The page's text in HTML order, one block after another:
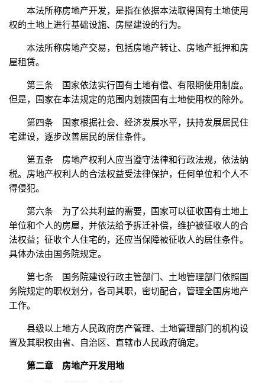
本法所称房地产开发，是指在依据本法取得国有土地使用
权的土地上进行基础设施、房屋建设的行为。
本法所称房地产交易，包括房地产转让、房地产抵押和房
屋租赁。
第三条 国家依法实行国有土地有偿、有限期使用制度。
但是，国家在本法规定的范围内划拨国有土地使用权的除外。
第四条 国家根据社会、经济发展水平，扶持发展居民住
宅建设，逐步改善居民的居住条件。
第五条 房地产权利人应当遵守法律和行政法规，依法纳
税。房地产权利人的合法权益受法律保护，任何单位和个人不
得侵犯。
第六条 为了公共利益的需要，国家可以征收国有土地上
单位和个人的房屋，并依法给予拆迁补偿，维护被征收人的合
法权益；征收个人住宅的，还应当保障被征收人的居住条件。
具体办法由国务院规定。
第七条 国务院建设行政主管部门、土地管理部门依照国
务院规定的职权划分，各司其职，密切配合，管理全国房地产
工作。
县级以上地方人民政府房产管理、土地管理部门的机构设
置及其职权由省、自治区、直辖市人民政府确定。
第二章 房地产开发用地